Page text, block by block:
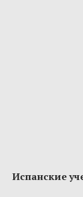
Испанские